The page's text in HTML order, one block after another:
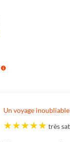
Un voyage inoubliable
très